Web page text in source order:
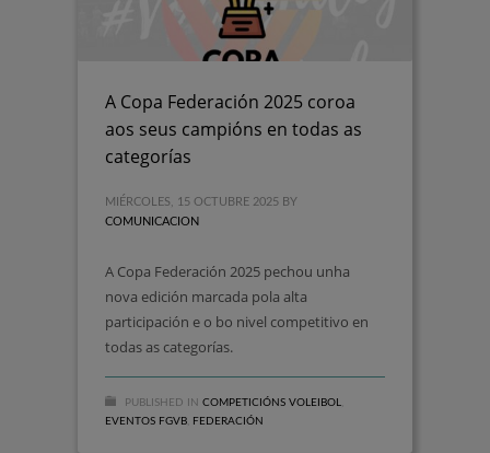
A Copa Federación 2025 coroa
aos seus campións en todas as
categorías
MIÉRCOLES, 15 OCTUBRE 2025 BY
COMUNICACION
A Copa Federación 2025 pechou unha
nova edición marcada pola alta
participación e o bo nivel competitivo en
todas as categorías.
PUBLISHED IN COMPETICIÓNS VOLEIBOL
EVENTOS FGVB
FEDERACIÓN